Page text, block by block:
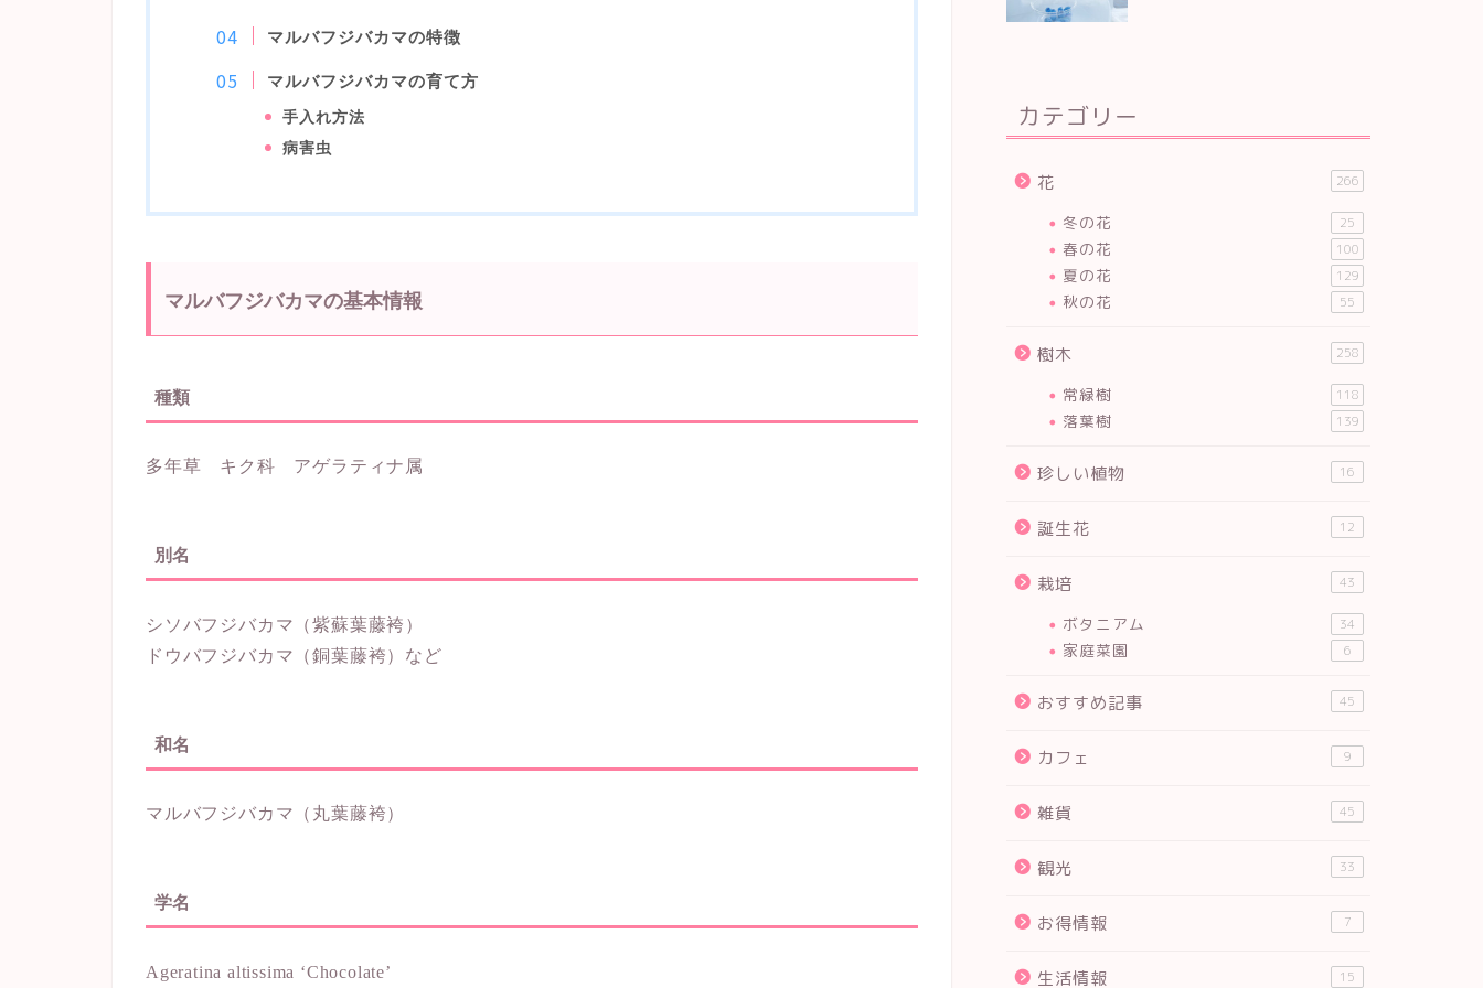
マルバフジバカマの特徴
マルバフジバカマの育て方
手入れ方法
病害虫
マルバフジバカマの基本情報
種類
多年草 キク科 アゲラティナ属
別名
シソバフジバカマ（紫蘇葉藤袴）
ドウバフジバカマ（銅葉藤袴）など
和名
マルバフジバカマ（丸葉藤袴）
学名
Ageratina altissima ‘Chocolate’
カテゴリー
花 266
冬の花 25
春の花 100
夏の花 129
秋の花 55
樹木 258
常緑樹 118
落葉樹 139
珍しい植物 16
誕生花 12
栽培 43
ボタニアム 34
家庭菜園 6
おすすめ記事 45
カフェ 9
雑貨 45
観光 33
お得情報 7
生活情報 15